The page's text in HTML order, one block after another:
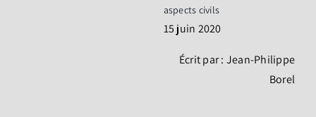
aspects civils
15 juin 2020
Écrit par : Jean-Philippe
Borel